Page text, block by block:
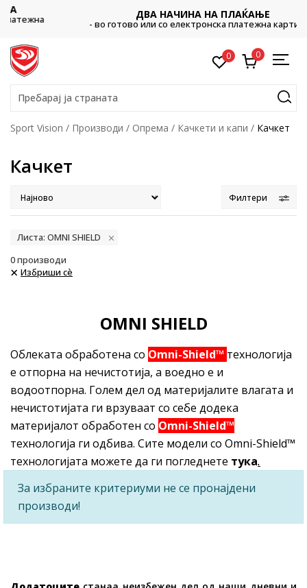
ДВА НАЧИНА НА ПЛАЌАЊЕ
- во готово или со електронска платежна картичка.
0 0
Пребарај ја страната
Sport Vision Производи Опрема Качкети и капи Качкет
Качкет
Филтери
Листа: OMNI SHIELD
0производи
Избриши сè
OMNI SHIELD
Облеката обработена со Omni-Shield™ технологија
е отпорна на нечистотија, а воедно е и
водоотпорна. Голем дел од материјалите влагата и
нечистотијата ги врзуваат со себе додека
материјалот обработен со Omni-Shield™
технологија ги одбива. Сите модели со Omni-Shield™
технологијата можете да ги погледнете тука.
За избраните критериуми не се пронајдени
производи!